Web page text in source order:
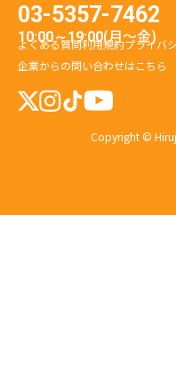
03-5357-7462
10:00～19:00(月〜金)
よくある質問利用規約プライバ
企業からの問い合わせはこちら
Copyright ©